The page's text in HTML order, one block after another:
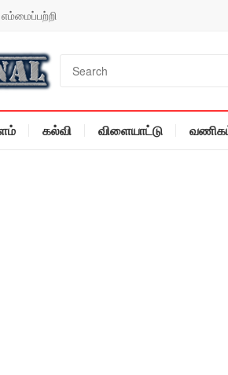
எம்மைப்பற்றி
கல்வி விளையாட்டு